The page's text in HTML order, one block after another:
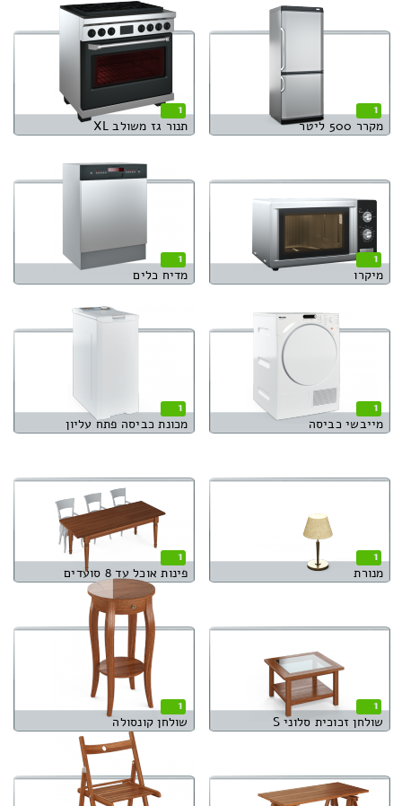
1
מקרר 500 ליטר
1
תנור גז משולב XL
1
מיקרו
1
מדיח כלים
1
מייבשי כביסה
1
מכונת כביסה פתח עליון
1
מנורת
1
פינות אוכל עד 8 סועדים
1
שולחן זכוכית סלוני S
1
שולחן קונסולה